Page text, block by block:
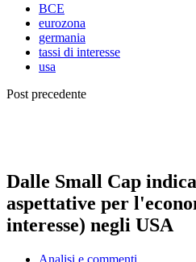
BCE
eurozona
germania
tassi di interesse
usa
Post precedente
Dalle Small Cap
aspettative per
interesse) negli USA